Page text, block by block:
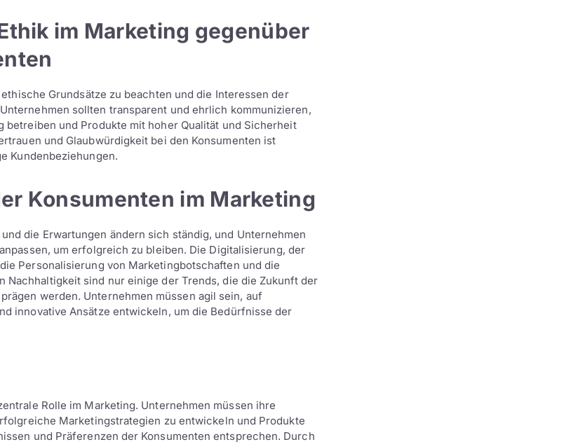
im Marketing gegenüber
Grundsätze zu beachten und die Interessen der
sollten transparent und ehrlich kommunizieren,
betreiben und Produkte mit hoher Qualität und Sicherheit
und Glaubwürdigkeit bei den Konsumenten ist
Kundenbeziehungen.
Konsumenten im Marketing
die Erwartungen ändern sich ständig, und Unternehmen
um erfolgreich zu bleiben. Die Digitalisierung, der
Personalisierung von Marketingbotschaften und die
Nachhaltigkeit sind nur einige der Trends, die die Zukunft der
werden. Unternehmen müssen agil sein, auf
innovative Ansätze entwickeln, um die Bedürfnisse der
Rolle im Marketing. Unternehmen müssen ihre
Marketingstrategien zu entwickeln und Produkte
und Präferenzen der Konsumenten entsprechen. Durch